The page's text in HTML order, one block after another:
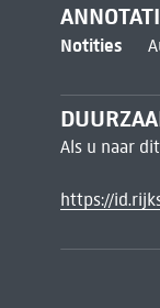
Notities
Als u naar
https://